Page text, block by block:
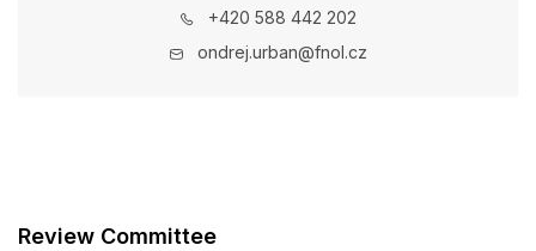
+420 588 442 202
ondrej.urban@fnol.cz
Review Committee